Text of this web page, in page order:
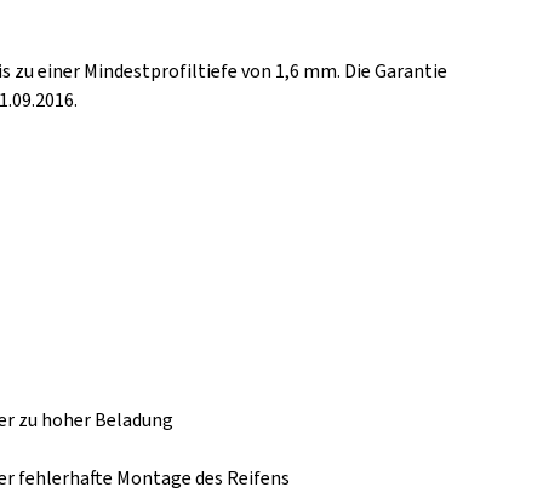
einer Mindestprofiltiefe von 1,6 mm. Die Garantie
zu hoher Beladung
fehlerhafte Montage des Reifens